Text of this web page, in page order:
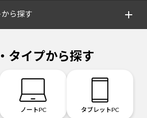
ら探す
タイプから探す
ノートPC タブレットPC